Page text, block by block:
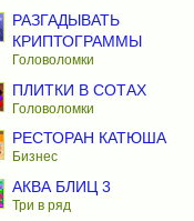
РАЗГАДЫВАТЬ
КРИПТОГРАММЫ
Головоломки
ПЛИТКИ В СОТАХ
Головоломки
РЕСТОРАН КАТЮША
Бизнес
АКВА БЛИЦ 3
Три в ряд